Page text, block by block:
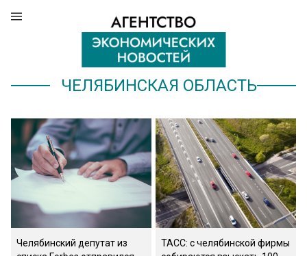
ЧЕЛЯБИНСКАЯ ОБЛАСТЬ
Челябинский депутат из
ТАСС: с челябинской фирмы